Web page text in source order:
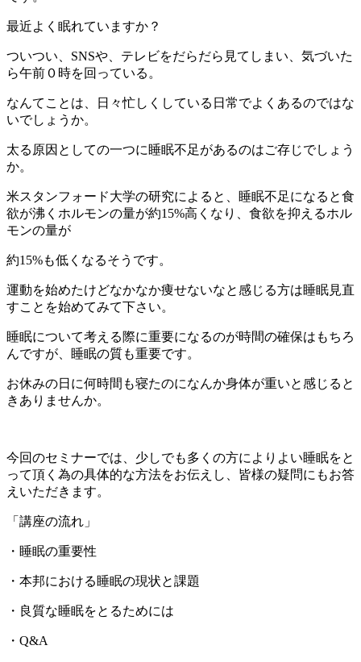
最近よく眠れていますか？
ついつい、SNSや、テレビをだらだら見てしまい、気づいた
ら午前０時を回っている。
なんてことは、日々忙しくしている日常でよくあるのではな
いでしょうか。
太る原因としての一つに睡眠不足があるのはご存じでしょう
か。
米スタンフォード大学の研究によると、睡眠不足になると食
欲が沸くホルモンの量が約15%高くなり、食欲を抑えるホル
モンの量が
約15%も低くなるそうです。
運動を始めたけどなかなか痩せないなと感じる方は睡眠見直
すことを始めてみて下さい。
睡眠について考える際に重要になるのが時間の確保はもちろ
んですが、睡眠の質も重要です。
お休みの日に何時間も寝たのになんか身体が重いと感じると
きありませんか。
今回のセミナーでは、少しでも多くの方によりよい睡眠をと
って頂く為の具体的な方法をお伝えし、皆様の疑問にもお答
えいただきます。
「講座の流れ」
・睡眠の重要性
・本邦における睡眠の現状と課題
・良質な睡眠をとるためには
・Q&A